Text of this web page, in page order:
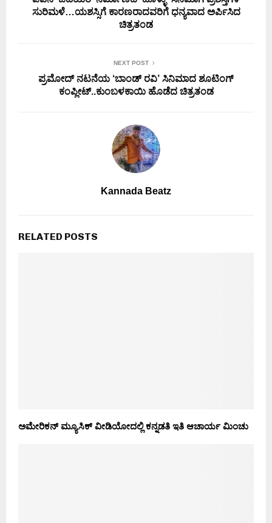
ಸುರಿಮಳೆ…ಯಶಸ್ಸಿಗೆ ಕಾರಣರಾದವರಿಗೆ ಧನ್ಯವಾದ ಅರ್ಪಿಸಿದ
ಚಿತ್ರತಂಡ
NEXT POST
ಪ್ರಮೋದ್ ನಟನೆಯ ‘ಬಾಂಡ್ ರವಿ’ ಸಿನಿಮಾದ ಶೂಟಿಂಗ್
ಕಂಪ್ಲೀಟ್..ಕುಂಬಳಕಾಯಿ ಹೊಡೆದ ಚಿತ್ರತಂಡ
Kannada Beatz
RELATED POSTS
ಅಮೇರಿಕನ್ ಮ್ಯೂಸಿಕ್ ವೀಡಿಯೋದಲ್ಲಿ ಕನ್ನಡತಿ ಇತಿ ಆಚಾರ್ಯ ಮಿಂಚು